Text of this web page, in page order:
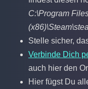
C:\Program
Stelle sicher,
Verbinde Dich
auch hier den
Hier fügst Du